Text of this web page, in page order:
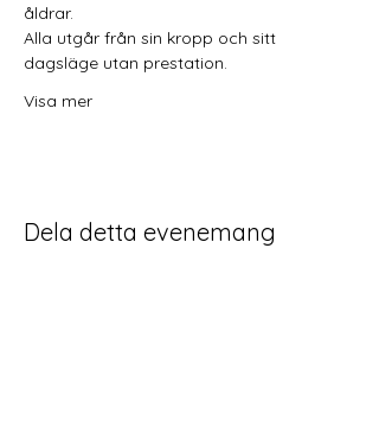
åldrar.
Alla utgår från sin kropp och sitt
dagsläge utan prestation.
Visa mer
Dela detta evenemang